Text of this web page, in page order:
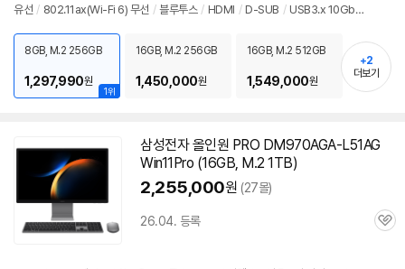
유선 / 802.11ax(Wi-Fi 6) 무선 / 블루투스 / HDMI / D-SUB / USB3.x 10Gbp
시가: 1,050,000원
기
1위
8GB, M.2 256GB
1,297,990원
16GB, M.2 256GB
1,450,000원
16GB, M.2 512GB
1,549,000원
+2
더보기
삼성전자 올인원 PRO DM970AGA-L51AG
Win11Pro (16GB, M.2 1TB)
2,255,000원 (27몰)
26.04. 등록
관